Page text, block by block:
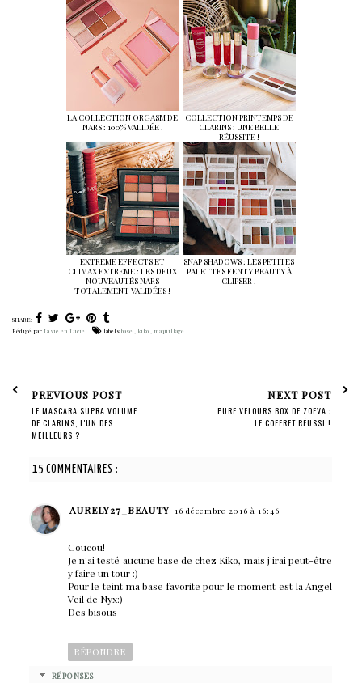
LA COLLECTION ORGASM DE
NARS : 100% VALIDÉE !
COLLECTION PRINTEMPS DE
CLARINS : UNE BELLE
RÉUSSITE !
EXTREME EFFECTS ET
CLIMAX EXTREME : LES DEUX
NOUVEAUTÉS NARS
TOTALEMENT VALIDÉES !
SNAP SHADOWS : LES PETITES
PALETTES FENTY BEAUTY À
CLIPSER !
SHARE:
Rédigé par La vie en Lucie labels base , kiko , maquillage
PREVIOUS POST
LE MASCARA SUPRA VOLUME
DE CLARINS, L'UN DES
MEILLEURS ?
NEXT POST
PURE VELOURS BOX DE ZOEVA :
LE COFFRET RÉUSSI !
15 COMMENTAIRES :
AURELY27_BEAUTY 16 décembre 2016 à 16:46
Coucou!
Je n'ai testé aucune base de chez Kiko, mais j'irai peut-être
y faire un tour :)
Pour le teint ma base favorite pour le moment est la Angel
Veil de Nyx:)
Des bisous
RÉPONDRE
RÉPONSES